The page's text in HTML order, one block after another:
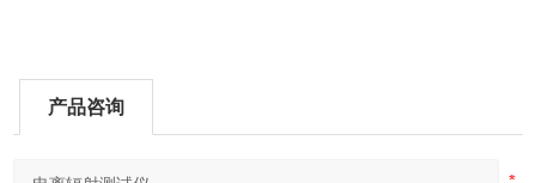
产品咨询